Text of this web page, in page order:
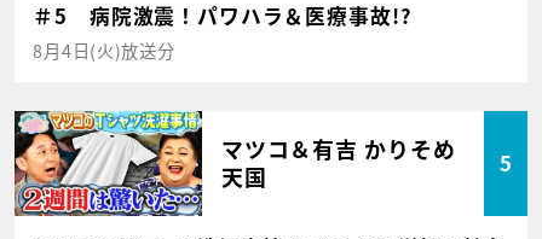
＃5 病院激震！パワハラ＆医療事故!?
8月4日(火)放送分
マツコ＆有吉 かりそめ
天国
5